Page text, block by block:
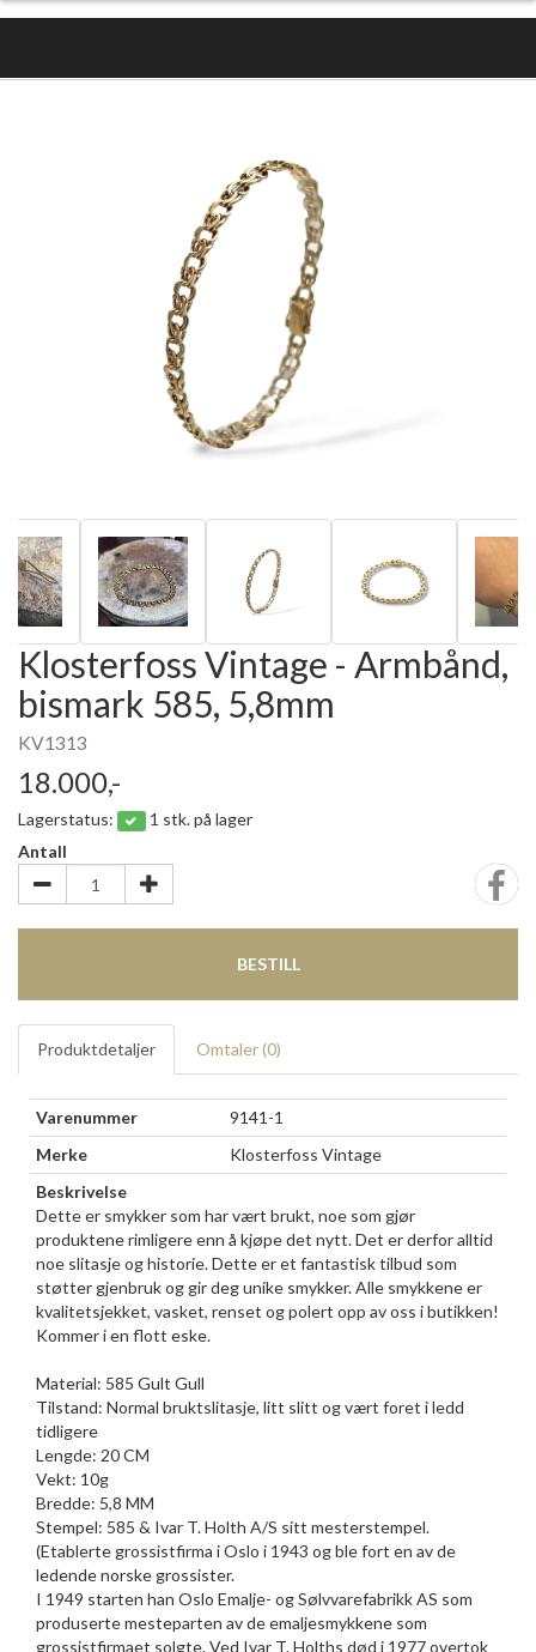
Klosterfoss Vintage - Armbånd,
bismark 585, 5,8mm
KV1313
18.000,-
Lagerstatus:
1 stk. på lager
Antall
BESTILL
Produktdetaljer Omtaler (0)
Varenummer
9141-1
Merke
Klosterfoss Vintage
Beskrivelse
Dette er smykker som har vært brukt, noe som gjør
produktene rimligere enn å kjøpe det nytt. Det er derfor alltid
noe slitasje og historie. Dette er et fantastisk tilbud som
støtter gjenbruk og gir deg unike smykker. Alle smykkene er
kvalitetsjekket, vasket, renset og polert opp av oss i butikken!
Kommer i en flott eske.
Material: 585 Gult Gull
Tilstand: Normal bruktslitasje, litt slitt og vært foret i ledd
tidligere
Lengde: 20 CM
Vekt: 10g
Bredde: 5,8 MM
Stempel: 585 & Ivar T. Holth A/S sitt mesterstempel.
(Etablerte grossistfirma i Oslo i 1943 og ble fort en av de
ledende norske grossister.
I 1949 starten han Oslo Emalje- og Sølvvarefabrikk AS som
produserte mesteparten av de emaljesmykkene som
grossistfirmaet solgte. Ved Ivar T. Holths død i 1977 overtok